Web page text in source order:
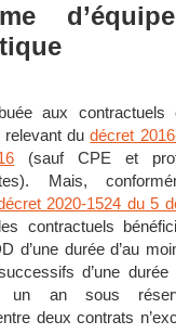
aux contractuels
relevant dudécret
(sauf CPE et
Mais,
2020-1524 du 5
contractuels
d’une durée d’au
d’une durée
un an sous
deux contrats